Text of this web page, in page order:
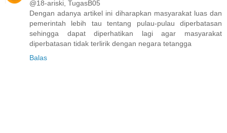
@18-ariski, TugasB05
Dengan adanya artikel ini diharapkan masyarakat luas dan
pemerintah lebih tau tentang pulau-pulau diperbatasan
sehingga dapat diperhatikan lagi agar masyarakat
diperbatasan tidak terlirik dengan negara tetangga
Balas